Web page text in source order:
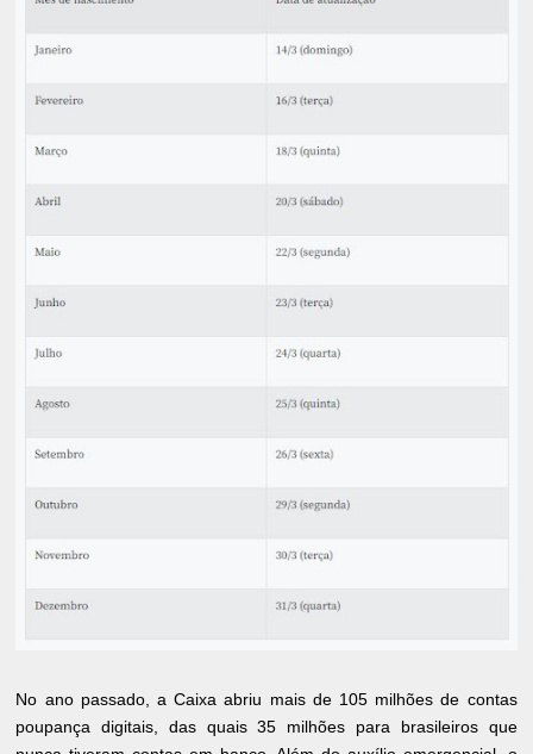
No ano passado, a Caixa abriu mais de 105 milhões de contas
poupança digitais, das quais 35 milhões para brasileiros que